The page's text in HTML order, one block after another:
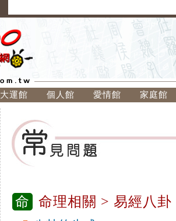
大運館 個人館 愛情館 家庭館
命 命理相關 > 易經八卦